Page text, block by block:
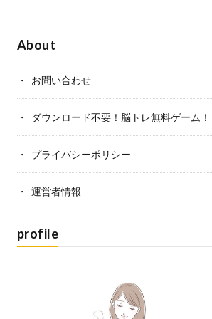
About
お問い合わせ
ダウンロード不要！脳トレ無料ゲーム！
プライバシーポリシー
運営者情報
profile